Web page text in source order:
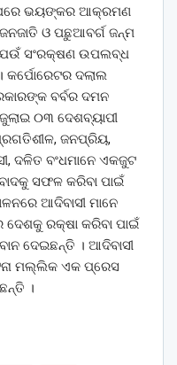
ଭୟଙ୍କର ଆକ୍ରମଣ
ଓ ପଛୁଆବର୍ଗ ଜନ୍ମ
ସଂରକ୍ଷଣ ଉପଲବ୍ଧ
କର୍ପୋରେଟର ଦଲାଲ
ବର୍ବର ଦମନ
୦୩ ଦେଶବ୍ୟାପୀ
ଜନପ୍ରିୟ,
ଦଳିତ ବଂଧମାନେ ଏକଜୁଟ
ସଫଳ କରିବା ପାଇଁ
ଆଦିବାସୀ ମାନେ
ରକ୍ଷା କରିବା ପାଇଁ
ଦେଇଛନ୍ତି । ଆଦିବାସୀ
ମଲ୍ଲିକ ଏକ ପ୍ରେସ
।